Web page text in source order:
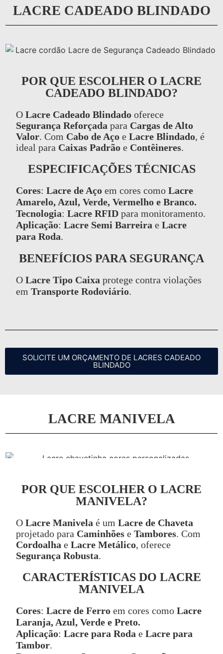
LACRE CADEADO BLINDADO
POR QUE ESCOLHER O LACRE
CADEADO BLINDADO?
O Lacre Cadeado Blindado oferece
Segurança Reforçada para Cargas de Alto
Valor. Com Cabo de Aço e Lacre Blindado, é
ideal para Caixas Padrão e Contêineres.
ESPECIFICAÇÕES TÉCNICAS
Cores: Lacre de Aço em cores como Lacre
Amarelo, Azul, Verde, Vermelho e Branco.
Tecnologia: Lacre RFID para monitoramento.
Aplicação: Lacre Semi Barreira e Lacre
para Roda.
BENEFÍCIOS PARA SEGURANÇA
O Lacre Tipo Caixa protege contra violações
em Transporte Rodoviário.
SOLICITE UM ORÇAMENTO DE LACRES CADEADO
BLINDADO
LACRE MANIVELA
POR QUE ESCOLHER O LACRE
MANIVELA?
O Lacre Manivela é um Lacre de Chaveta
projetado para Caminhões e Tambores. Com
Cordoalha e Lacre Metálico, oferece
Segurança Robusta.
CARACTERÍSTICAS DO LACRE
MANIVELA
Cores: Lacre de Ferro em cores como Lacre
Laranja, Azul, Verde e Preto.
Aplicação: Lacre para Roda e Lacre para
Tambor.